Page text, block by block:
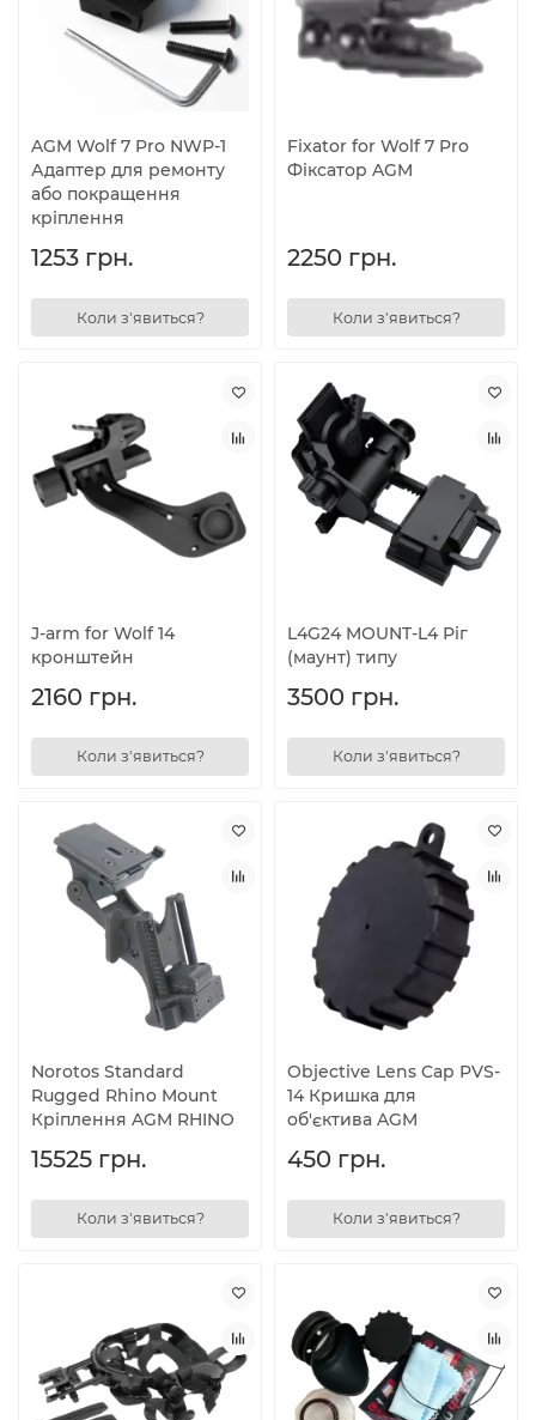
AGM Wolf 7 Pro NWP-1
Адаптер для ремонту
або покращення
кріплення
1253 грн.
Коли з'явиться?
Fixator for Wolf 7 Pro
Фіксатор AGM
2250 грн.
Коли з'явиться?
J-arm for Wolf 14
кронштейн
2160 грн.
Коли з'явиться?
L4G24 MOUNT-L4 Ріг
(маунт) типу
3500 грн.
Коли з'явиться?
Norotos Standard
Rugged Rhino Mount
Кріплення AGM RHINO
15525 грн.
Коли з'явиться?
Objective Lens Cap PVS-
14 Кришка для
об'єктива AGM
450 грн.
Коли з'явиться?